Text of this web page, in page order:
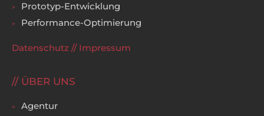
Prototyp-Entwicklung
Performance-Optimierung
Datenschutz // Impressum
ÜBER UNS
Agentur